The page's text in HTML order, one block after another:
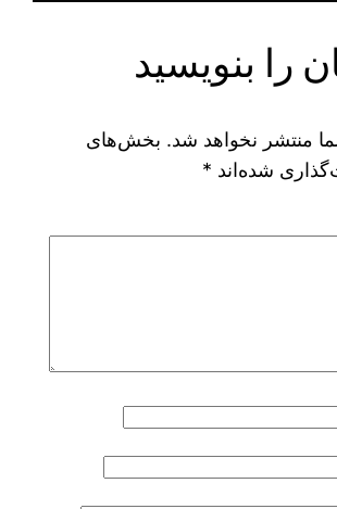
را بنویسید
منتشر نخواهد شد. بخش‌های
شده‌اند *